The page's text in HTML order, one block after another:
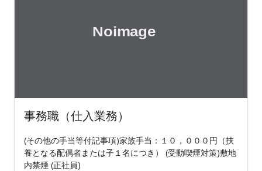
事務職（仕入業務）
(その他の手当等付記事項)家族手当：１０，０００円（扶
養となる配偶者または子１名につき） (受動喫煙対策)敷地
内禁煙 (正社員)